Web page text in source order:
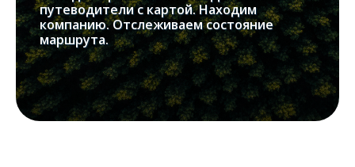
путеводители с картой. Находим
компанию. Отслеживаем состояние
маршрута.